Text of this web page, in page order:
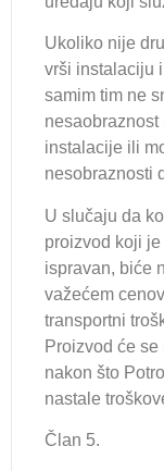
Ukoliko nije
vrši instalaciju
samim tim ne
instalacije ili
nesobraznosti
U slučaju da
proizvod koji
ispravan, biće
važećem
transportni
Proizvod će
nakon što
nastale
Član 5.